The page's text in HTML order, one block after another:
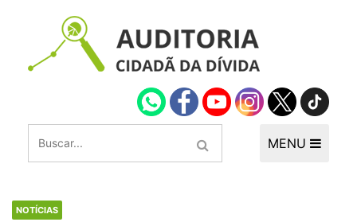
MENU
NOTÍCIAS